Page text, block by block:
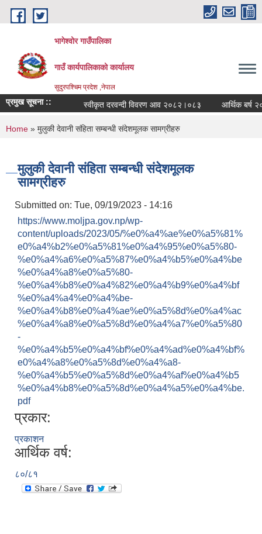
Skip to main content
भागेश्वोर गाउँपालिका
गाउँ कार्यपालिकाको कार्यालय
सुदुरपश्चिम प्रदेश ,नेपाल
प्रमुख सूचना :: स्वीकृत दरवन्दी विवरण आव २०८२।०८३ आर्थिक बर्ष
You are here
Home » मुलुकी देवानी संहिता सम्बन्धी संदेशमूलक सामग्रीहरु
मुलुकी देवानी संहिता सम्बन्धी संदेशमूलक
सामग्रीहरु
Submitted on: Tue, 09/19/2023 - 14:16
https://www.moljpa.gov.np/wp-
content/uploads/2023/05/%e0%a4%ae%e0%a5%81%
e0%a4%b2%e0%a5%81%e0%a4%95%e0%a5%80-
%e0%a4%a6%e0%a5%87%e0%a4%b5%e0%a4%be
%e0%a4%a8%e0%a5%80-
%e0%a4%b8%e0%a4%82%e0%a4%b9%e0%a4%bf
%e0%a4%a4%e0%a4%be-
%e0%a4%b8%e0%a4%ae%e0%a5%8d%e0%a4%ac
%e0%a4%a8%e0%a5%8d%e0%a4%a7%e0%a5%80
-
%e0%a4%b5%e0%a4%bf%e0%a4%ad%e0%a4%bf%
e0%a4%a8%e0%a5%8d%e0%a4%a8-
%e0%a4%b5%e0%a5%8d%e0%a4%af%e0%a4%b5
%e0%a4%b8%e0%a5%8d%e0%a4%a5%e0%a4%be.
pdf
प्रकार:
प्रकाशन
आर्थिक वर्ष:
८०/८१